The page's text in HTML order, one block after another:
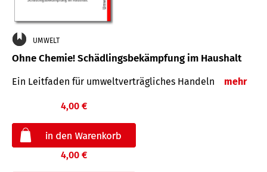
UMWELT
Ohne Chemie! Schädlingsbekämpfung im Haushalt
Ein Leitfaden für um­welt­ver­träg­liches Han­deln mehr
4,00 €
4,00 €